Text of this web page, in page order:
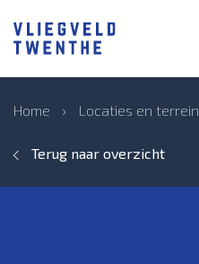
Home › Locaties en terrein
Terug naar overzicht